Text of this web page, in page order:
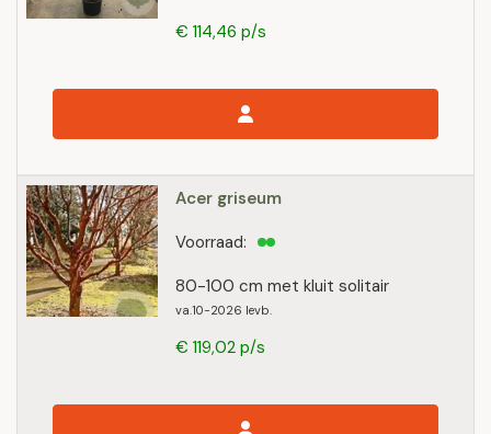
€ 114,46 p/s
Acer griseum
80-100 cm met kluit solitair
va.10-2026 levb.
Voorraad:
€ 119,02 p/s